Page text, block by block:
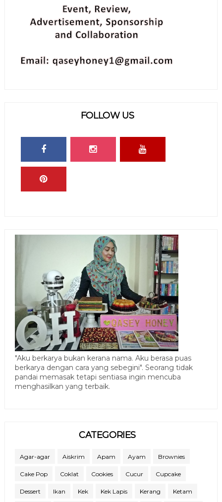
FOLLOW US
"Aku berkarya bukan kerana nama. Aku berasa puas
berkarya dengan cara yang sebegini". Seorang tidak
pandai memasak tetapi sentiasa ingin mencuba
menghasilkan yang terbaik.
CATEGORIES
Agar-agar Aiskrim Apam Ayam Brownies
Cake Pop Coklat Cookies Cucur Cupcake
Dessert Ikan Kek Kek Lapis Kerang Ketam